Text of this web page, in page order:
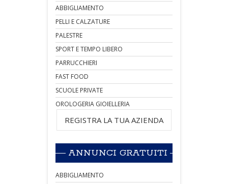
ABBIGLIAMENTO
PELLI E CALZATURE
PALESTRE
SPORT E TEMPO LIBERO
PARRUCCHIERI
FAST FOOD
SCUOLE PRIVATE
OROLOGERIA GIOIELLERIA
REGISTRA LA TUA AZIENDA
ANNUNCI GRATUITI
ABBIGLIAMENTO